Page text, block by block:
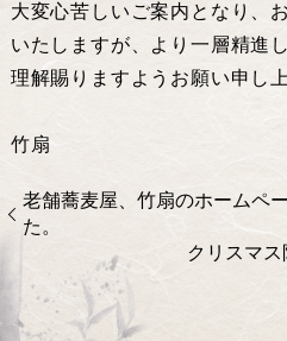
大変心苦しいご案内となり、
いたしますが、より一層精進
理解賜りますようお願い申し
竹扇
老舗蕎麦屋、竹扇のホームペ
た。
クリスマ